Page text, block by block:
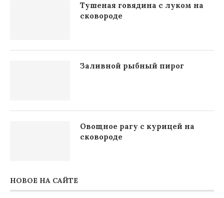
Тушеная говядина с луком на
сковороде
Заливной рыбный пирог
Овощное рагу с курицей на
сковороде
НОВОЕ НА САЙТЕ